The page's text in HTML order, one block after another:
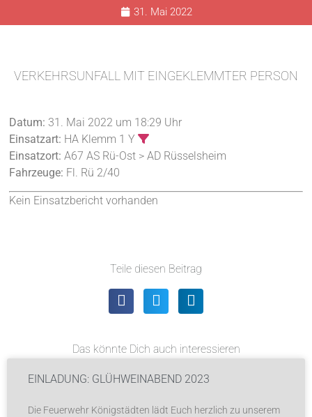
31. Mai 2022
VERKEHRSUNFALL MIT EINGEKLEMMTER PERSON
Datum: 31. Mai 2022 um 18:29 Uhr
Einsatzart: HA Klemm 1 Y
Einsatzort: A67 AS Rü-Ost > AD Rüsselsheim
Fahrzeuge: Fl. Rü 2/40
Kein Einsatzbericht vorhanden
Teile diesen Beitrag
Das könnte Dich auch interessieren
EINLADUNG: GLÜHWEINABEND 2023
Die Feuerwehr Königstädten lädt Euch herzlich zu unserem